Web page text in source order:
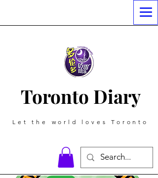
Toronto Diary
Let the world loves Toronto